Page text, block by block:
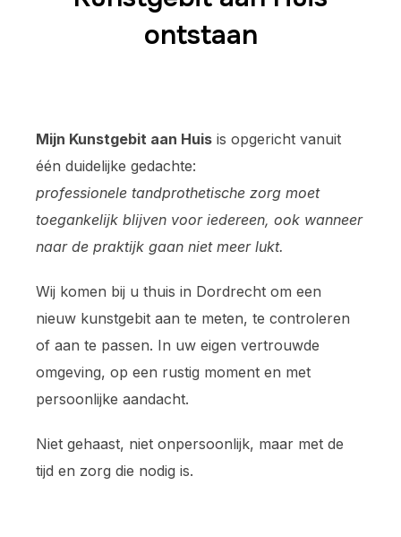
ontstaan
Mijn Kunstgebit aan Huis is opgericht vanuit
één duidelijke gedachte:
professionele tandprothetische zorg moet
toegankelijk blijven voor iedereen, ook wanneer
naar de praktijk gaan niet meer lukt.
Wij komen bij u thuis in Dordrecht om een
nieuw kunstgebit aan te meten, te controleren
of aan te passen. In uw eigen vertrouwde
omgeving, op een rustig moment en met
persoonlijke aandacht.
Niet gehaast, niet onpersoonlijk, maar met de
tijd en zorg die nodig is.